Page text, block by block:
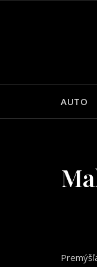
AUTO